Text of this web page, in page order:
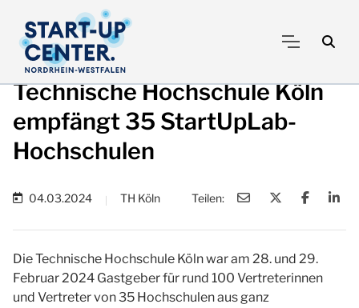
Technische Hochschule Köln
empfängt 35 StartUpLab-
Hochschulen
04.03.2024 TH Köln Teilen:
Die Technische Hochschule Köln war am 28. und 29.
Februar 2024 Gastgeber für rund 100 Vertreterinnen
und Vertreter von 35 Hochschulen aus ganz